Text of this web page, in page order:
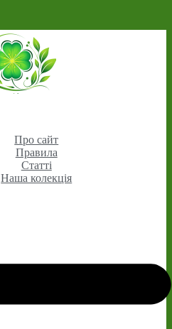
Про сайт
Правила
Статті
Наша колекція